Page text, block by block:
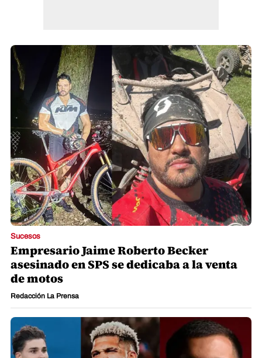
Sucesos
Empresario Jaime Roberto Becker
asesinado en SPS se dedicaba a la venta
de motos
Redacción La Prensa